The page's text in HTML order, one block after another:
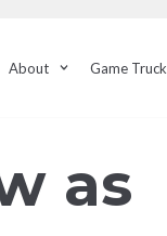
About Game Truck
as